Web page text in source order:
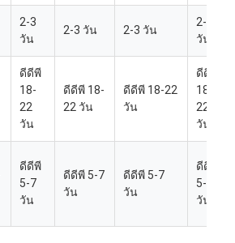
2-3
วัน
2-3 วัน 2-3 วัน
2-3
วัน
ดีดีพี
18-
22
วัน
ดีดีพี 18-
22 วัน
ดีดีพี 18-22
วัน
ดีดีพี
18-
22
วัน
ดีดีพี
5-7
วัน
ดีดีพี 5-7
วัน
ดีดีพี 5-7
วัน
ดีดีพี
5-7
วัน